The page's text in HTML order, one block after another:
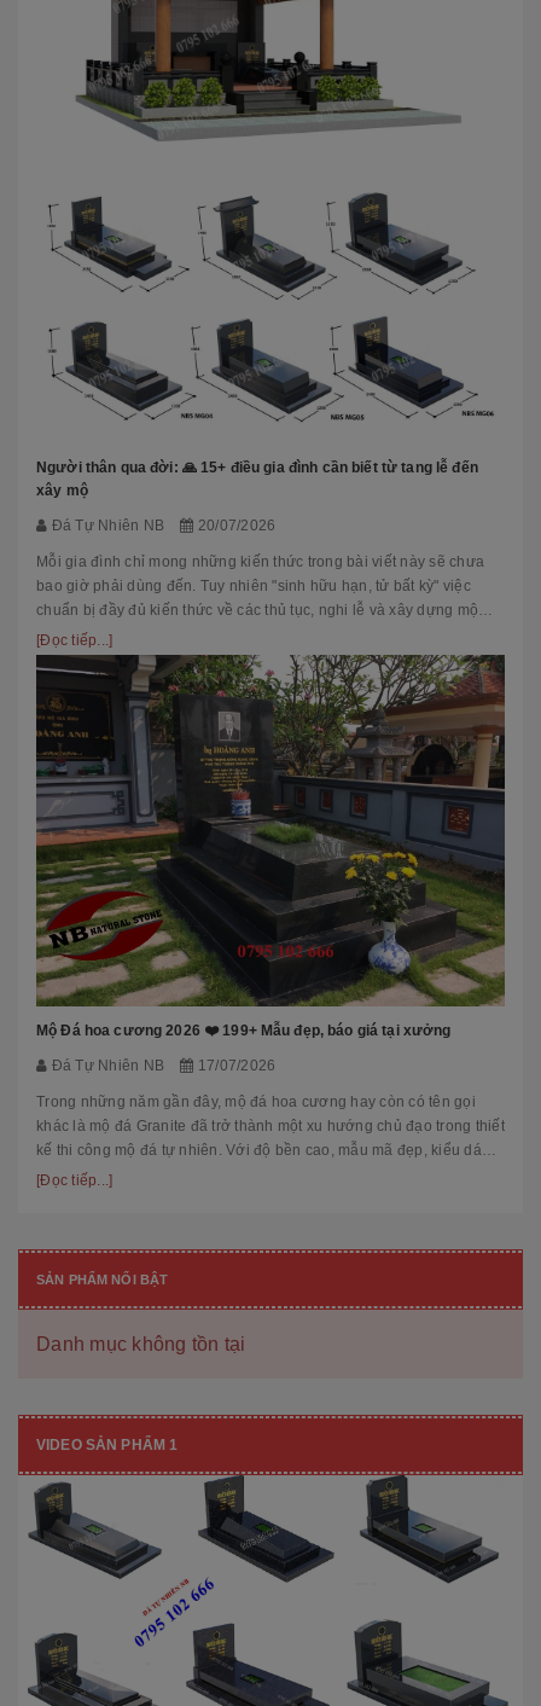
Người thân qua đời: 🙏 15+ điều gia đình cần biết từ tang lễ đến
xây mộ
Đá Tự Nhiên NB 20/07/2026
Mỗi gia đình chỉ mong những kiến thức trong bài viết này sẽ chưa
bao giờ phải dùng đến. Tuy nhiên "sinh hữu hạn, tử bất kỳ" việc
chuẩn bị đầy đủ kiến thức về các thủ tục, nghi lễ và xây dựng mộ
phầ...
[Đọc tiếp...]
Mộ Đá hoa cương 2026 ❤️ 199+ Mẫu đẹp, báo giá tại xưởng
Đá Tự Nhiên NB 17/07/2026
Trong những năm gần đây, mộ đá hoa cương hay còn có tên gọi
khác là mộ đá Granite đã trở thành một xu hướng chủ đạo trong thiết
kế thi công mộ đá tự nhiên. Với độ bền cao, mẫu mã đẹp, kiểu dáng
hiệ...
[Đọc tiếp...]
SẢN PHẨM NỔI BẬT
Danh mục không tồn tại
VIDEO SẢN PHẨM 1